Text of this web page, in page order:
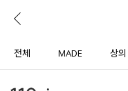
로그인
전체 MADE 상의